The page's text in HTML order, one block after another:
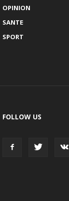
OPINION
SANTE
SPORT
FOLLOW US